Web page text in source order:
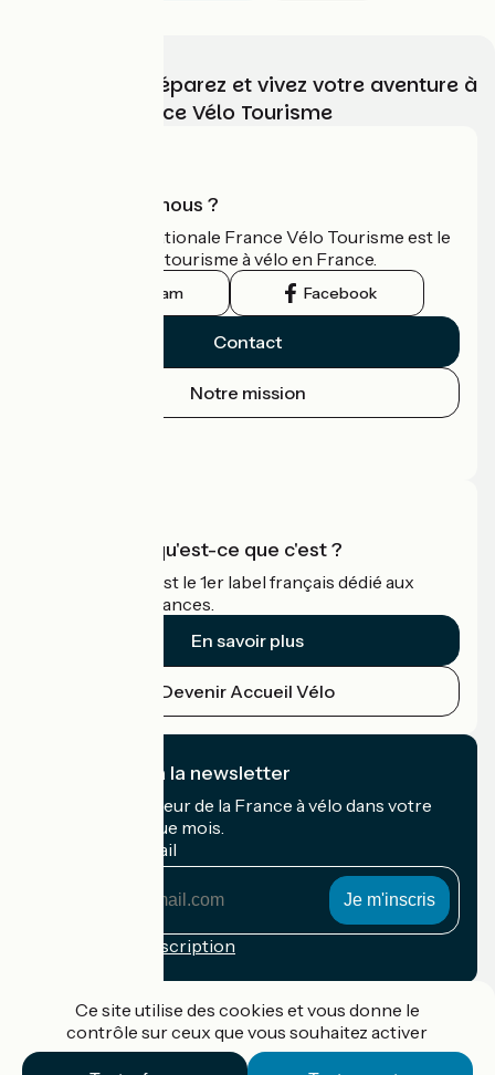
Choisissez, préparez et vivez votre aventure à
vélo avec France Vélo Tourisme
Qui sommes-nous ?
L'association nationale France Vélo Tourisme est le
guide officiel du tourisme à vélo en France.
Instagram Facebook
Contact
Notre mission
Accueil Vélo qu'est-ce que c'est ?
Accueil Vélo c'est le 1er label français dédié aux
cyclistes en vacances.
En savoir plus
Devenir Accueil Vélo
Je m'abonne à la newsletter
Recevez le meilleur de la France à vélo dans votre
boîte mail chaque mois.
Mon adresse mail
Conditions d'inscription
Ce site utilise des cookies et vous donne le
contrôle sur ceux que vous souhaitez activer